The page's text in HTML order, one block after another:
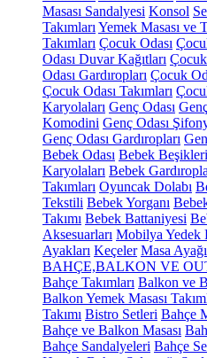
Masası Sandalyesi Konsol
Takımları Yemek Masası ve
Takımları Çocuk Odası
Odası Duvar Kağıtları
Odası Gardıropları Çocuk
Çocuk Odası Takımları
Karyolaları Genç Odası
Komodini Genç Odası
Genç Odası Gardıropları
Bebek Odası Bebek Beşikleri
Karyolaları Bebek
Takımları Oyuncak Dolabı
Tekstili Bebek Yorganı
Takımı Bebek Battaniyesi
Aksesuarları Mobilya Yedek
Ayakları Keçeler Masa Ayağı
BAHÇE,BALKON VE
Bahçe Takımları Balkon ve
Balkon Yemek Masası
Takımı Bistro Setleri Bahçe
Bahçe ve Balkon Masası
Bahçe Sandalyeleri Bahçe